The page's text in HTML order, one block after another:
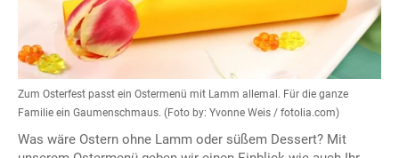
Zum Osterfest passt ein Ostermenü mit Lamm allemal. Für die ganze
Familie ein Gaumenschmaus. (Foto by: Yvonne Weis / fotolia.com)
Was wäre Ostern ohne Lamm oder süßem Dessert? Mit